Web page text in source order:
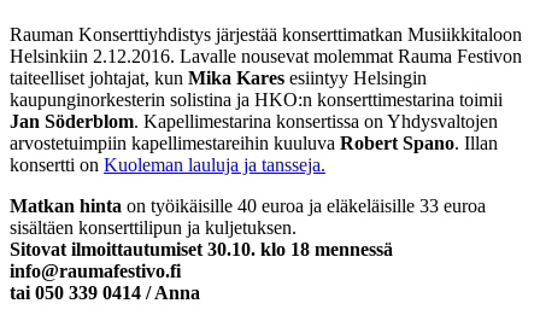
Rauman Konserttiyhdistys järjestää konserttimatkan Musiikkitaloon
Helsinkiin 2.12.2016. Lavalle nousevat molemmat Rauma Festivon
taiteelliset johtajat, kun Mika Kares esiintyy Helsingin
kaupunginorkesterin solistina ja HKO:n konserttimestarina toimii
Jan Söderblom. Kapellimestarina konsertissa on Yhdysvaltojen
arvostetuimpiin kapellimestareihin kuuluva Robert Spano. Illan
konsertti on Kuoleman lauluja ja tansseja.
Matkan hinta on työikäisille 40 euroa ja eläkeläisille 33 euroa
sisältäen konserttilipun ja kuljetuksen.
Sitovat ilmoittautumiset 30.10. klo 18 mennessä
info@raumafestivo.fi
tai 050 339 0414 / Anna